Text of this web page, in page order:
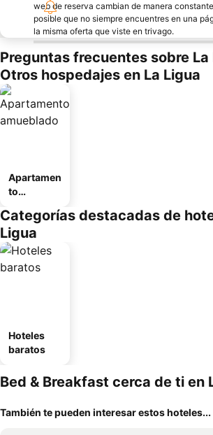
web de reserva cambian de manera
posible que no siempre encuentres en una
la misma oferta que viste en trivago.
Preguntas frecuentes sobre La
Otros hospedajes en La Ligua
Apartamen
to
o
Categorías destacadas de
Ligua
Hoteles
baratos
Bed & Breakfast cerca de ti en
También te pueden interesar estos hoteles...